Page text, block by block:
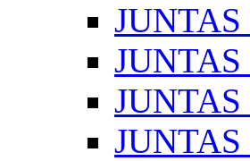
JUNTAS